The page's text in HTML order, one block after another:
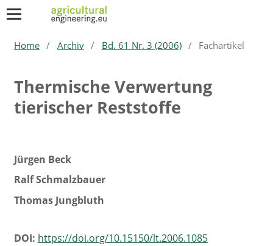
Home / Archiv / Bd. 61 Nr. 3 (2006) / Fachartikel
Thermische Verwertung
tierischer Reststoffe
Jürgen Beck
Ralf Schmalzbauer
Thomas Jungbluth
DOI: https://doi.org/10.15150/lt.2006.1085